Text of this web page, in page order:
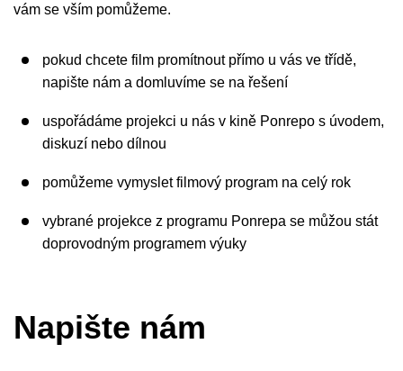
vám se vším pomůžeme.
pokud chcete film promítnout přímo u vás ve třídě,
napište nám a domluvíme se na řešení
uspořádáme projekci u nás v kině Ponrepo s úvodem,
diskuzí nebo dílnou
pomůžeme vymyslet filmový program na celý rok
vybrané projekce z programu Ponrepa se můžou stát
doprovodným programem výuky
Napište nám